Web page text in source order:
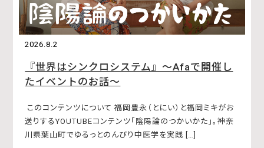
2026.8.2
『世界はシンクロシステム』〜Afaで開催し
たイベントのお話〜
このコンテンツについて 福岡豊永（とにい）と福岡ミキがお
送りするYOUTUBEコンテンツ「陰陽論のつかいかた」。神奈
川県葉山町でゆるっとのんびり中医学を実践 […]